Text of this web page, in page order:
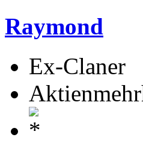
Raymond
Ex-Claner